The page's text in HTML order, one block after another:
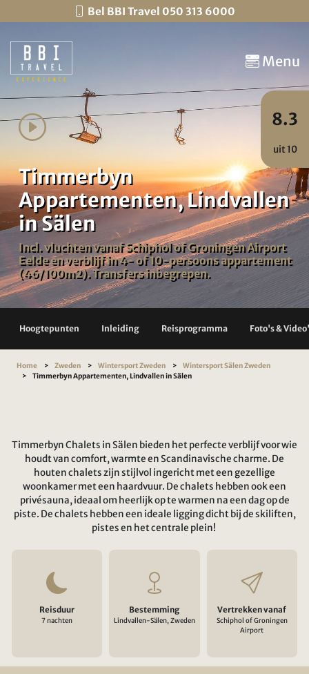
Bel BBI Travel 050 313 6000
Menu
8.3
uit 10
Timmerbyn
Appartementen, Lindvallen
in Sälen
Incl. vluchten vanaf Schiphol of Groningen Airport
Eelde en verblijf in 4- of 10-persoons appartement
(46/100m2). Transfers inbegrepen.
Hoogtepunten Inleiding Reisprogramma Foto's &
Home Zweden Wintersport Zweden
Wintersport Sälen Zweden
Timmerbyn Appartementen, Lindvallen in Sälen
Timmerbyn Chalets in Sälen bieden het perfecte verblijf voor wie
houdt van comfort, warmte en Scandinavische charme. De
houten chalets zijn stijlvol ingericht met een gezellige
woonkamer met een haardvuur. De chalets hebben ook een
privésauna, ideaal om heerlijk op te warmen na een dag op de
piste. De chalets hebben een ideale ligging dicht bij de skiliften,
pistes en het centrale plein!
Reisduur
7 nachten
Bestemming
Lindvallen-Sälen, Zweden
Vertrekken vanaf
Schiphol of Groningen
Airport